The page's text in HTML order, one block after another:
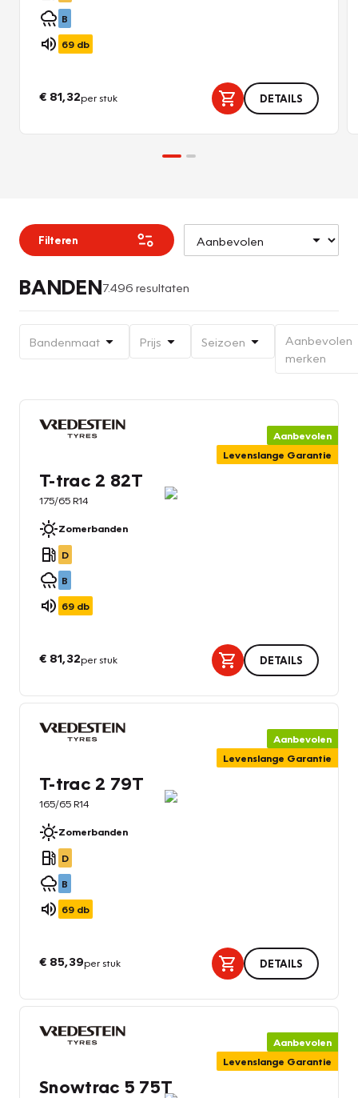
B
69 db
€ 81,32per stuk DETAILS
Filteren
BANDEN7.496 resultaten
Bandenmaat Prijs Seizoen
Aanbevolen
merken
Aanbevolen
Levenslange Garantie
T-trac 2 82T
175/65 R14
Zomerbanden
D
B
69 db
€ 81,32per stuk DETAILS
Aanbevolen
Levenslange Garantie
T-trac 2 79T
165/65 R14
Zomerbanden
D
B
69 db
€ 85,39per stuk DETAILS
Aanbevolen
Levenslange Garantie
Snowtrac 5 75T